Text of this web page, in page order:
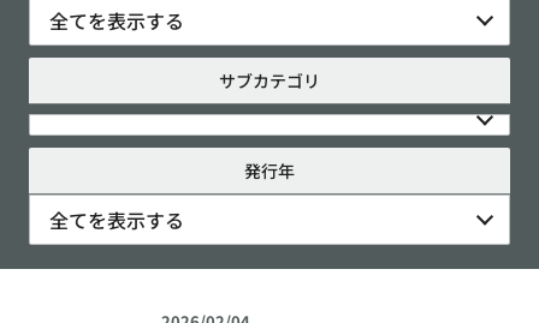
全てを表示する
サブカテゴリ
発行年
全てを表示する